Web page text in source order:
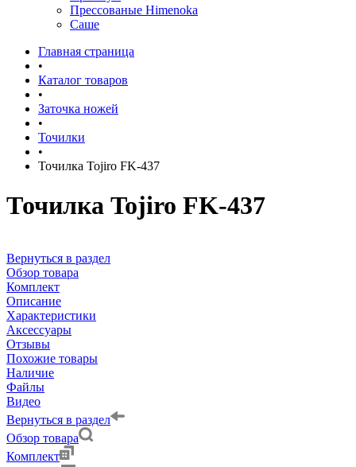
Прессованые Himenoka
Саше
Главная страница
•
Каталог товаров
•
Заточка ножей
•
Точилки
•
Точилка Tojiro FK-437
Точилка Tojiro FK-437
Вернуться в раздел
Обзор товара
Комплект
Описание
Характеристики
Аксессуары
Отзывы
Похожие товары
Наличие
Файлы
Видео
Вернуться в раздел
Обзор товара
Комплект